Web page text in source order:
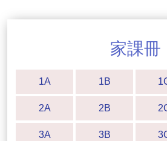
家課冊
1A 1B
2A 2B
3A 3B